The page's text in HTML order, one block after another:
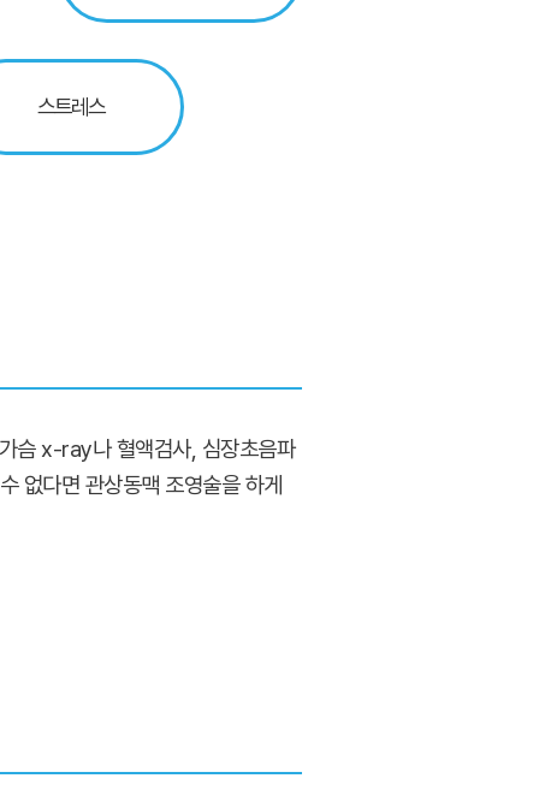
스트레스
슴 x-ray나 혈액검사, 심장초음파
없다면 관상동맥 조영술을 하게